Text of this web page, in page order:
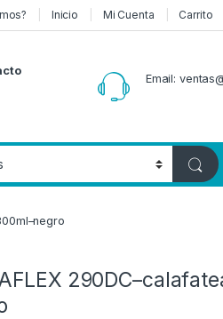
Inicio Mi Cuenta Carrito
Email: